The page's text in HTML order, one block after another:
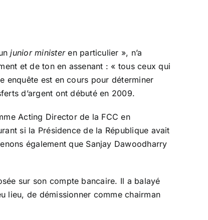
junior ministeren particulier », n’a
et de ton en assenant : « tous ceux qui
enquête est en cours pour déterminer
d’argent ont débuté en 2009.
Acting Director de la FCC en
si la Présidence de la République avait
également que Sanjay Dawoodharry
sur son compte bancaire. Il a balayé
lieu, de démissionner comme chairman